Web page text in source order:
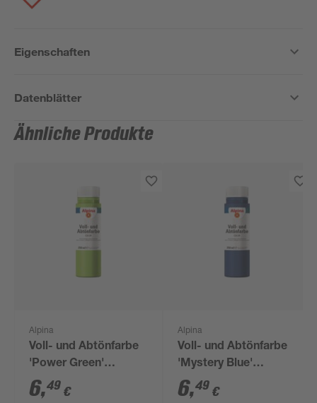
Eigenschaften
Datenblätter
Ähnliche Produkte
Alpina
Voll- und Abtönfarbe
'Power Green'
hellgrün 250 ml
6,49 €
Alpina
Voll- und Abtönfarbe
'Mystery Blue'
dunkelblau 250 ml
6,49 €